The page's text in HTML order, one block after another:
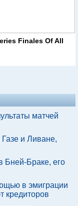
Finales Of All
матчей
и Ливане,
Бней-Браке, его
в эмиграции
кредиторов